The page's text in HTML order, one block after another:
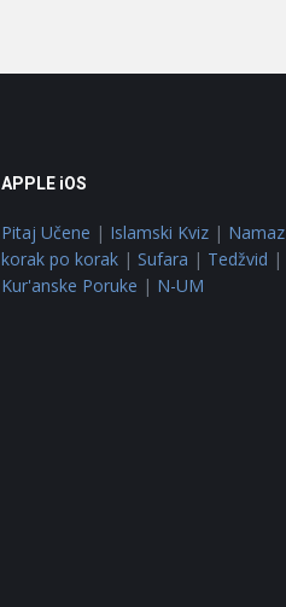
APPLE iOS
Pitaj Učene | Islamski Kviz | Namaz
korak po korak | Sufara | Tedžvid |
Kur'anske Poruke | N-UM